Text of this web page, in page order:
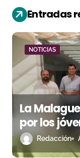
ó
n
d
e
e
n
t
Entradas
NOTICIAS
La
por los
un euro
Redacción